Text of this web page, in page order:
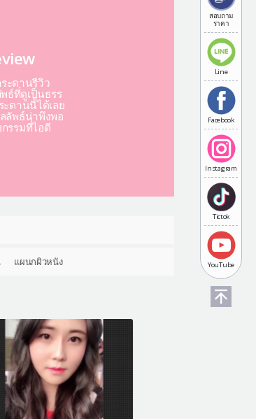
สอบถาม
ราคา
Line
Facebook
Instagram
Tictok
YouTube
ะดานรีวิว
ธ์ที่ดูเป็นธรร
ดานนี้ได้เลย
ลัพธ์น่าพึงพอ
รรมที่ไอดี
แผนกผิวหนัง